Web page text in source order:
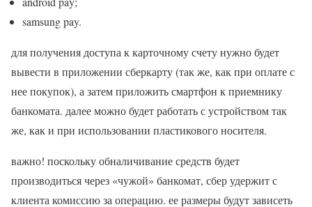
samsung pay.
для получения доступа к карточному счету нужно будет
вывести в приложении сберкарту (так же, как при оплате с
нее покупок), а затем приложить смартфон к приемнику
банкомата. далее можно будет работать с устройством так
же, как и при использовании пластикового носителя.
важно! поскольку обналичивание средств будет
производиться через «чужой» банкомат, сбер удержит с
клиента комиссию за операцию. ее размеры будут зависеть